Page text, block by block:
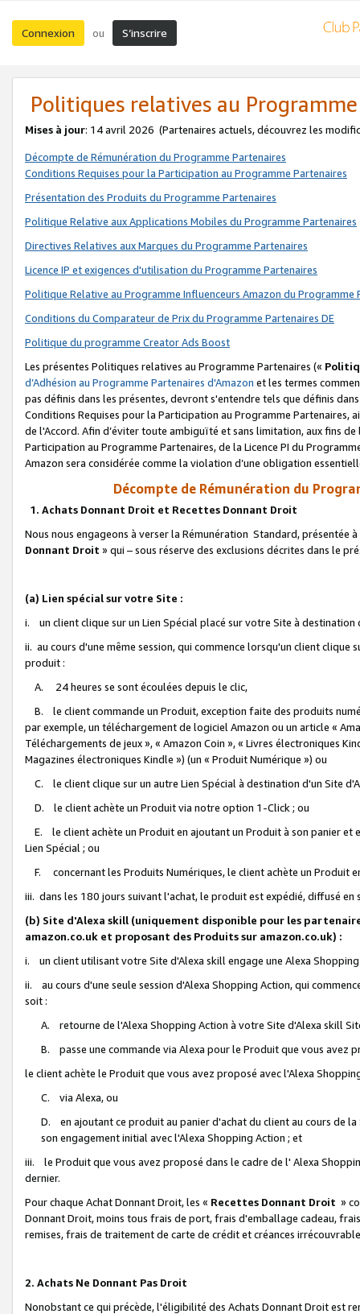
Connexion ou S’inscrire
Politiques relatives au
Mises à jour: 14 avril 2026 (Partenaires actuels, découvrez les
Décompte de Rémunération du Programme Partenaires
Conditions Requises pour la Participation au Programme Partenaires
Présentation des Produits du Programme Partenaires
Politique Relative aux Applications Mobiles du Programme Partenaires
Directives Relatives aux Marques du Programme Partenaires
Licence IP et exigences d'utilisation du Programme Partenaires
Politique Relative au Programme Influenceurs Amazon du Programme
Conditions du Comparateur de Prix du Programme Partenaires DE
Politique du programme Creator Ads Boost
Les présentes Politiques relatives au Programme Partenaires («
d’Adhésion au Programme Partenaires d'Amazon et les termes
pas définis dans les présentes, devront s'entendre tels que définis
Conditions Requises pour la Participation au Programme Partenaires,
de l'Accord. Afin d’éviter toute ambiguïté et sans limitation, aux fins
Participation au Programme Partenaires, de la Licence PI du
Amazon sera considérée comme la violation d’une obligation
Décompte de Rémunération du
1. Achats Donnant Droit et Recettes Donnant Droit
Nous nous engageons à verser la Rémunération Standard, présentée
Donnant Droit » qui – sous réserve des exclusions décrites dans le
(a) Lien spécial sur votre Site :
i. un client clique sur un Lien Spécial placé sur votre Site à destination
ii. au cours d'une même session, qui commence lorsqu'un client
produit :
A. 24 heures se sont écoulées depuis le clic,
B. le client commande un Produit, exception faite des produits
par exemple, un téléchargement de logiciel Amazon ou un article «
Téléchargements de jeux », « Amazon Coin », « Livres électroniques
Magazines électroniques Kindle ») (un « Produit Numérique ») ou
C. le client clique sur un autre Lien Spécial à destination d'un Site
D. le client achète un Produit via notre option 1-Click ; ou
E. le client achète un Produit en ajoutant un Produit à son panier et
Lien Spécial ; ou
F. concernant les Produits Numériques, le client achète un Produit
iii. dans les 180 jours suivant l'achat, le produit est expédié, diffusé
(b) Site d'Alexa skill (uniquement disponible pour les
amazon.co.uk et proposant des Produits sur amazon.co.uk) :
i. un client utilisant votre Site d'Alexa skill engage une Alexa
ii. au cours d'une seule session d'Alexa Shopping Action, qui
soit :
A. retourne de l'Alexa Shopping Action à votre Site d'Alexa skill
B. passe une commande via Alexa pour le Produit que vous avez
le client achète le Produit que vous avez proposé avec l'Alexa
C. via Alexa, ou
D. en ajoutant ce produit au panier d'achat du client au cours de
son engagement initial avec l'Alexa Shopping Action ; et
iii. le Produit que vous avez proposé dans le cadre de l' Alexa
dernier.
Pour chaque Achat Donnant Droit, les « Recettes Donnant Droit »
Donnant Droit, moins tous frais de port, frais d'emballage cadeau,
remises, frais de traitement de carte de crédit et créances
2. Achats Ne Donnant Pas Droit
Nonobstant ce qui précède, l'éligibilité des Achats Donnant Droit est